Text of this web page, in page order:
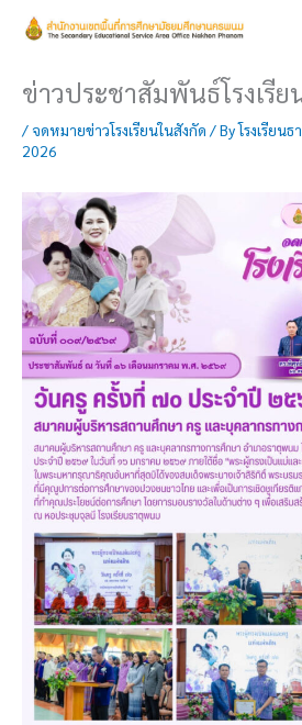
ข่าวประชาสัมพันธ์โรงเรี
/จดหมายข่าวโรงเรียนในสังกัด / Byโรงเรียน
2026